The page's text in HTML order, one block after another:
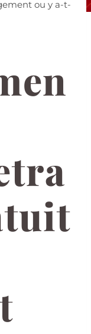
ou y a-t-